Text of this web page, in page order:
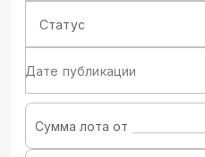
Статус
Дате публикации
Сумма лота от